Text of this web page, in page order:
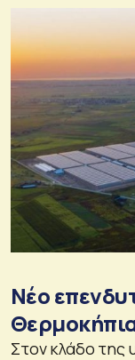
Νέο
Στον κλάδο της